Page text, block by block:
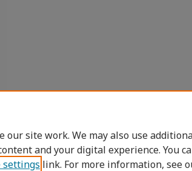
our site work. We may also use
and your digital experience. You
settings link. For more information, see